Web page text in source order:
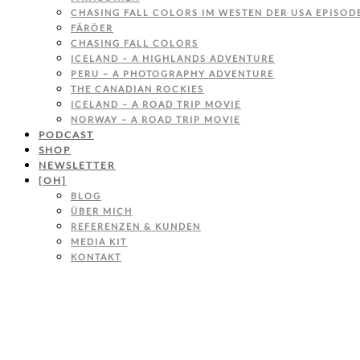
CHASING FALL COLORS IM WESTEN DER USA
FÄRÖER
CHASING FALL COLORS
ICELAND – A HIGHLANDS ADVENTURE
PERU – A PHOTOGRAPHY ADVENTURE
THE CANADIAN ROCKIES
ICELAND – A ROAD TRIP MOVIE
NORWAY – A ROAD TRIP MOVIE
PODCAST
SHOP
NEWSLETTER
[OH]
BLOG
ÜBER MICH
REFERENZEN & KUNDEN
MEDIA KIT
KONTAKT